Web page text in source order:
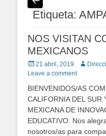
Etiqueta:
NOS VISITAN
MEXICANOS
Posted
on
21 abril, 2019 Author
Leave a comment
BIENVENIDOS/AS
CALIFORNIA DEL SUR
MEXICANA DE
EDUCATIVO: Nos
nosotros/as para